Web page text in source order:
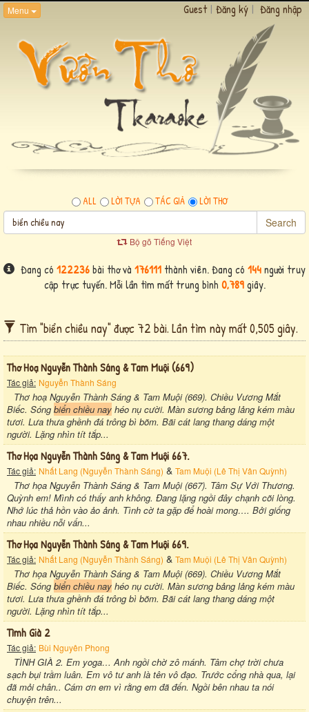
Menu Guest | Đăng ký | Đăng nhập
ALL LỜI TỰA TÁC GIẢ LỜI THƠ
Search
Bộ gõ Tiếng Việt
Đang có 122236bài thơ và 176111 thành viên. Đang có 144người truy
cập trực tuyến. Mỗi lần tìm mất trung bình 0,789giây.
Tìm "biển chiều nay" được 72 bài. Lần tìm này mất 0,505 giây.
Thơ Hoạ Nguyễn Thành Sáng & Tam Muội (669)
Tác giả: Nguyễn Thành Sáng
Thơ hoạ Nguyễn Thành Sáng & Tam Muội (669). Chiều Vương Mắt
Biếc. Sóng biển chiều nay héo nụ cười. Màn sương bảng lảng kém màu
tươi. Lưa thưa ghềnh đá trông bì bõm. Bãi cát lang thang dáng một
người. Lặng nhìn tít tắp...
Thơ Họa Nguyễn Thành Sáng & Tam Muội 667.
Tác giả: Nhất Lang (Nguyễn Thành Sáng) & Tam Muội (Lê Thị Vân Quỳnh)
Thơ họa Nguyễn Thành Sáng & Tam Muội (667). Tâm Sự Với Thương.
Quỳnh em! Mình có thấy anh không. Đang lặng ngồi đây chạnh cõi lòng.
Nhớ lúc thả hồn vào ảo ảnh. Tình cờ ta gặp để hoài mong…. Bởi giống
nhau nhiều nỗi vấn...
Thơ Họa Nguyễn Thành Sáng & Tam Muội 669.
Tác giả: Nhất Lang (Nguyễn Thành Sáng) & Tam Muội (Lê Thị Vân Quỳnh)
Thơ họa Nguyễn Thành Sáng & Tam Muội (669). Chiều Vương Mắt
Biếc. Sóng biển chiều nay héo nụ cười. Màn sương bảng lảng kém màu
tươi. Lưa thưa ghềnh đá trông bì bõm. Bãi cát lang thang dáng một
người. Lặng nhìn tít tắp...
Tìmh Già 2
Tác giả: Bùi Nguyên Phong
TÌNH GIÀ 2. Em yoga… Anh ngồi chờ zô mánh. Tâm chợ trời chưa
sạch bụi trầm luân. Em vô tư anh là tên vô đạo. Trước cổng nhà qua, lại
đã mỏi chân.. Cám ơn em vì rằng em đã đến. Ngồi bên nhau ta nói
chuyện trên...